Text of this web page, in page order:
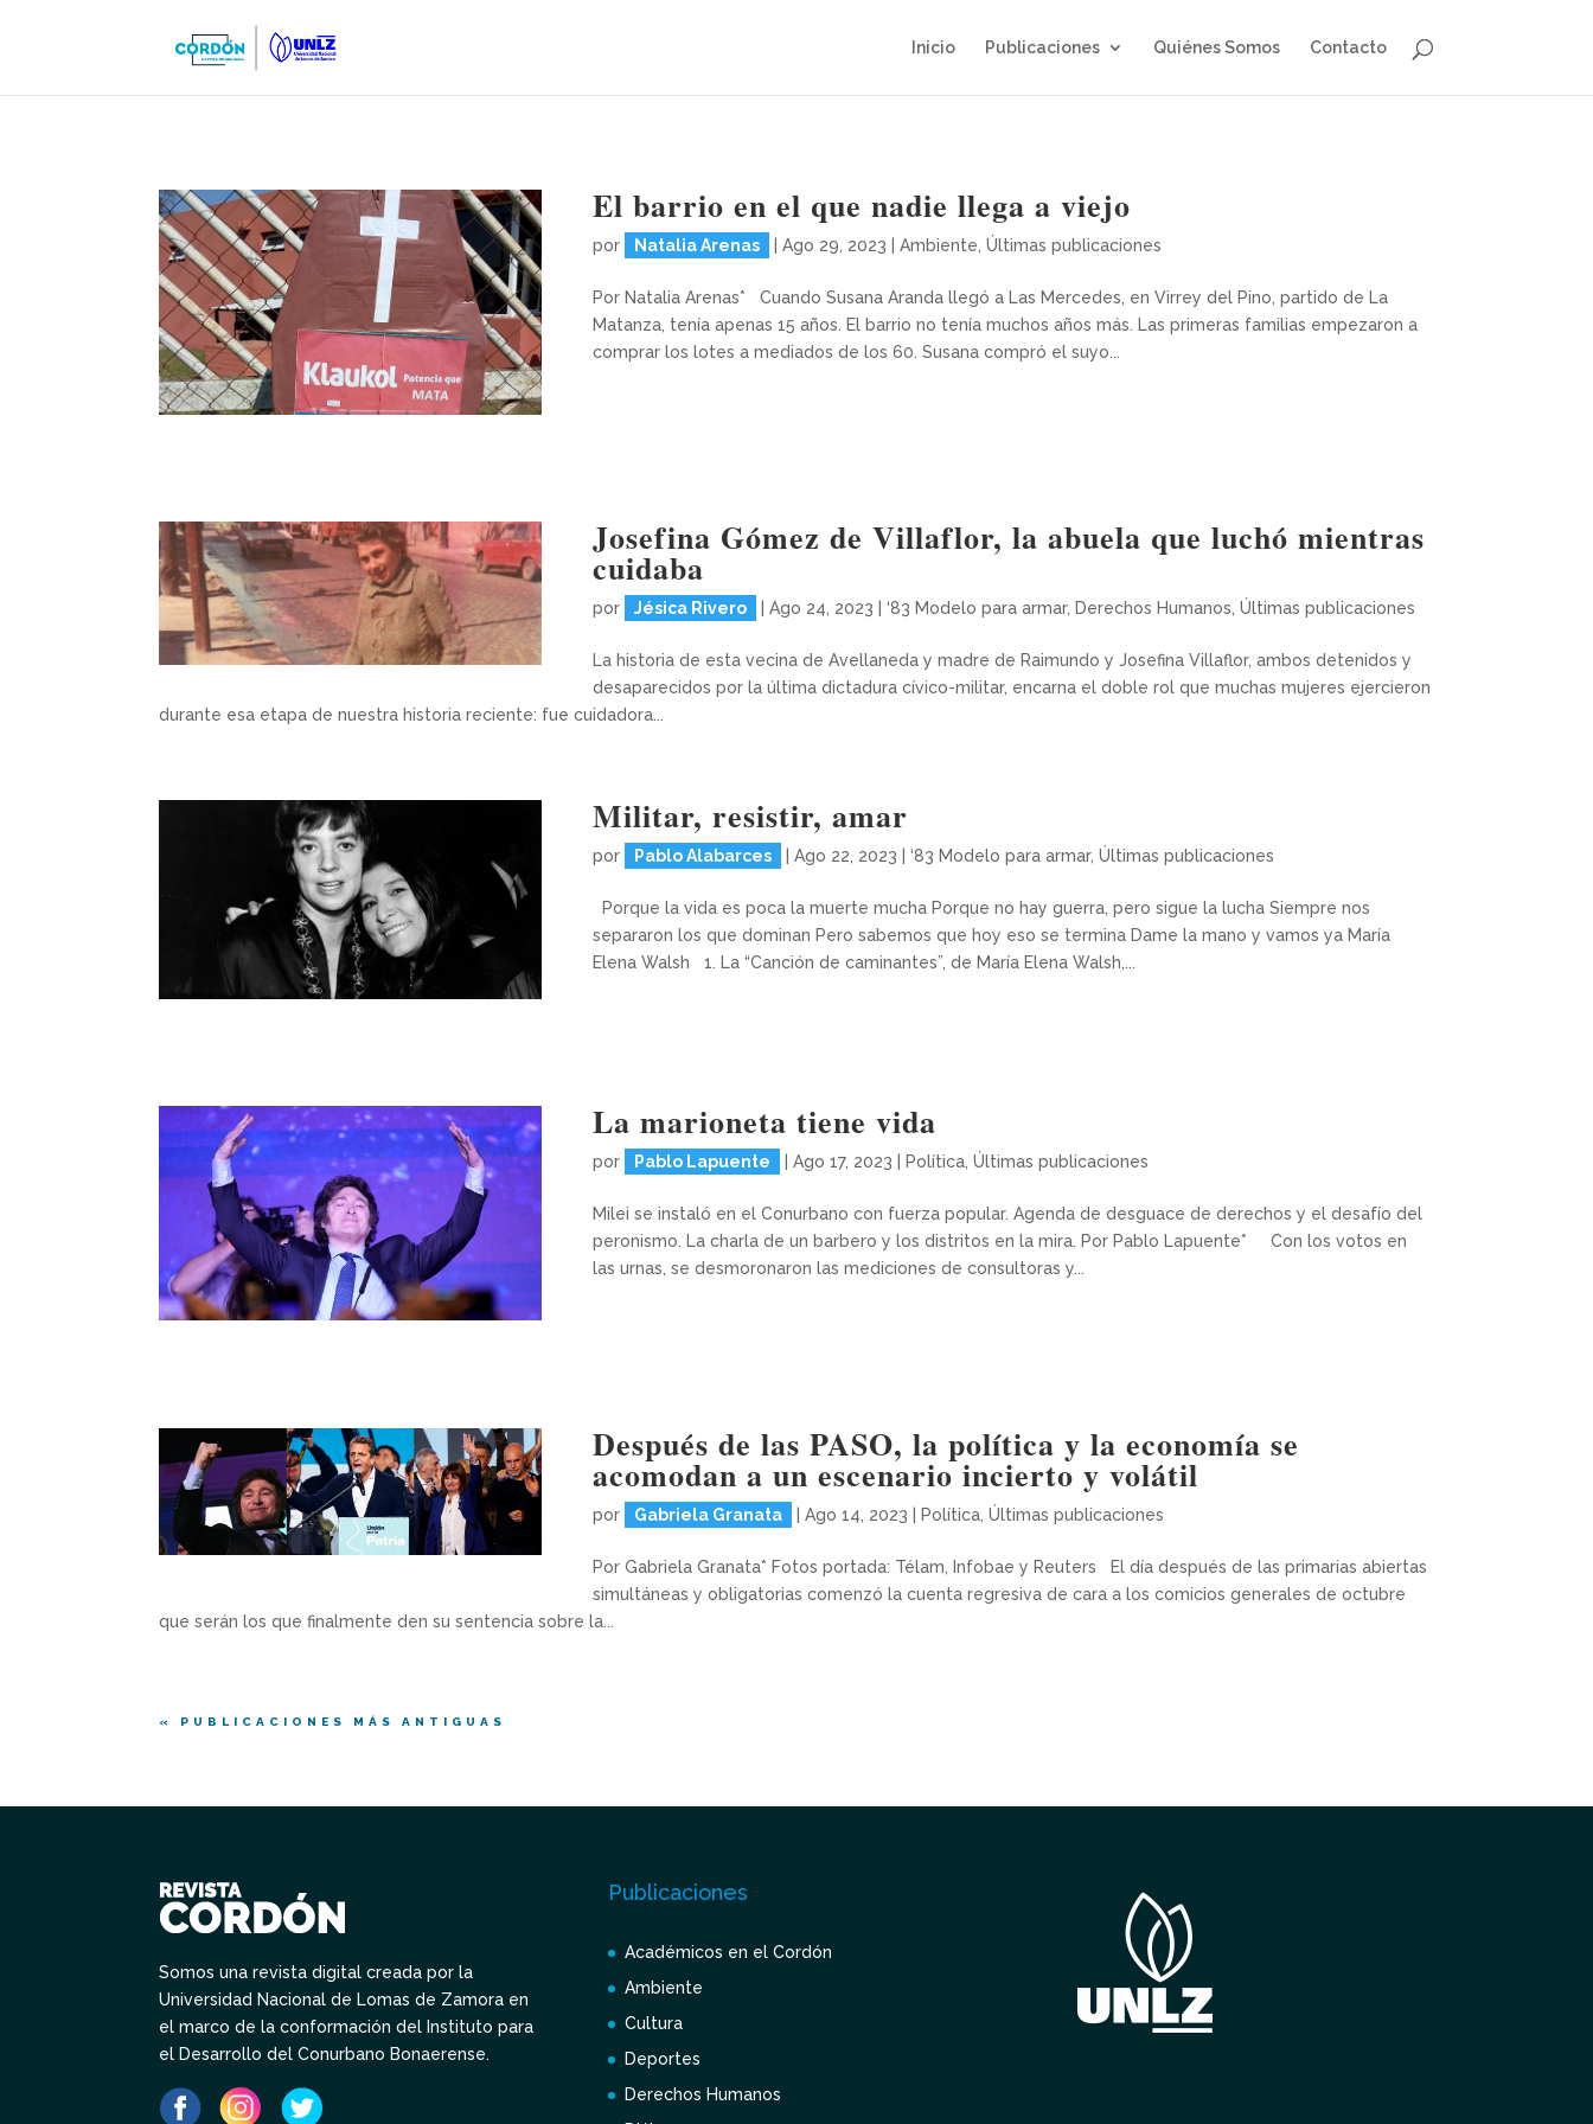
Inicio Publicaciones Quiénes Somos Contacto
El barrio en el que nadie llega a viejo
por Natalia Arenas Ago 29, 2023 Ambiente Últimas publicaciones
Por Natalia Arenas* Cuando Susana Aranda llegó a Las Mercedes, en Virrey del Pino, partido de La
Matanza, tenía apenas 15 años. El barrio no tenía muchos años más. Las primeras familias empezaron a
comprar los lotes a mediados de los 60. Susana compró el suyo...
Josefina Gómez de Villaflor, la abuela que luchó mientras
cuidaba
por Jésica Rivero Ago 24, 2023 ‘83 Modelo para armar, Derechos Humanos, Últimas publicaciones
La historia de esta vecina de Avellaneda y madre de Raimundo y Josefina Villaflor, ambos detenidos y
desaparecidos por la última dictadura cívico-militar, encarna el doble rol que muchas mujeres ejercieron
durante esa etapa de nuestra historia reciente: fue cuidadora...
Militar, resistir, amar
por Pablo Alabarces Ago 22, 2023 ‘83 Modelo para armar, Últimas publicaciones
Porque la vida es poca la muerte mucha Porque no hay guerra, pero sigue la lucha Siempre nos
separaron los que dominan Pero sabemos que hoy eso se termina Dame la mano y vamos ya María
Elena Walsh 1. La “Canción de caminantes”, de María Elena Walsh,...
La marioneta tiene vida
por Pablo Lapuente Ago 17, 2023 Política, Últimas publicaciones
Milei se instaló en el Conurbano con fuerza popular. Agenda de desguace de derechos y el desafío del
peronismo. La charla de un barbero y los distritos en la mira. Por Pablo Lapuente* Con los votos en
las urnas, se desmoronaron las mediciones de consultoras y...
Después de las PASO, la política y la economía se
acomodan a un escenario incierto y volátil
por Gabriela Granata | Ago 14, 2023 | Política, Últimas publicaciones
Por Gabriela Granata* Fotos portada: Télam, Infobae y Reuters El día después de las primarias abiertas
simultáneas y obligatorias comenzó la cuenta regresiva de cara a los comicios generales de octubre
que serán los que finalmente den su sentencia sobre la...
« PUBLICACIONES MÁS ANTIGUAS
Somos una revista digital creada por la
Universidad Nacional de Lomas de Zamora en
el marco de la conformación del Instituto para
el Desarrollo del Conurbano Bonaerense.
Publicaciones
Académicos en el Cordón
Ambiente
Cultura
Deportes
Derechos Humanos